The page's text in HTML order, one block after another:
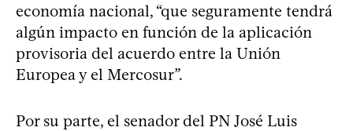
economía nacional, “que seguramente tendrá
algún impacto en función de la aplicación
provisoria del acuerdo entre la Unión
Europea y el Mercosur”.
Por su parte, el senador del PN José Luis